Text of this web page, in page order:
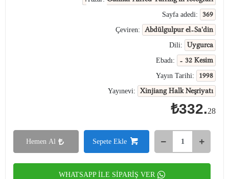
Sayfa adedi: 369
Çeviren: Abdülgulpur el-Sa'din
Dili: Uygurca
Ebadı: - 32 Kesim
Yayın Tarihi: 1998
Yayınevi: Xinjiang Halk Neşriyatı
₺332.28
Sepete Ekle
Hemen Al
WHATSAPP İLE SİPARİŞ VER